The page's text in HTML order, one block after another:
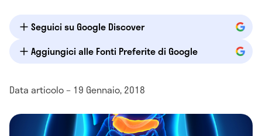
Seguici su Google Discover
Aggiungici alle Fonti Preferite di Google
Data articolo – 19 Gennaio, 2018